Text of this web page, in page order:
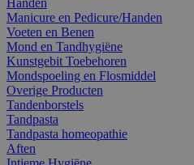
Manicure en Pedicure/Handen
Voeten en Benen
Mond en Tandhygiëne
Kunstgebit Toebehoren
Mondspoeling en Flosmiddel
Overige Producten
Tandenborstels
Tandpasta
Tandpasta homeopathie
Aften